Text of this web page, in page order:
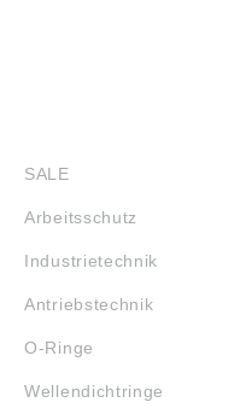
SALE
Arbeitsschutz
Industrietechnik
Antriebstechnik
O-Ringe
Wellendichtringe